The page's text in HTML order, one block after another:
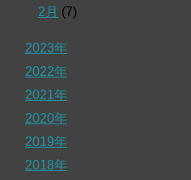
2月 (7)
2023年
2022年
2021年
2020年
2019年
2018年